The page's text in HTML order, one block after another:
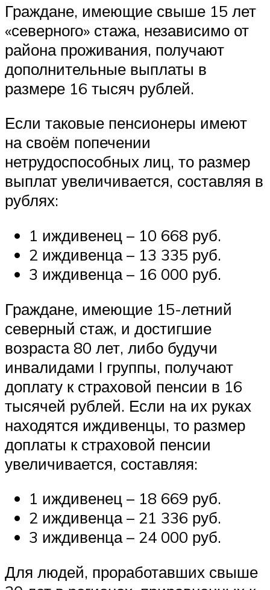
Граждане, имеющие свыше 15 лет
«северного» стажа, независимо от
района проживания, получают
дополнительные выплаты в
размере 16 тысяч рублей.
Если таковые пенсионеры имеют
на своём попечении
нетрудоспособных лиц, то размер
выплат увеличивается, составляя в
рублях:
1 иждивенец – 10 668 руб.
2 иждивенца – 13 335 руб.
3 иждивенца – 16 000 руб.
Граждане, имеющие 15-летний
северный стаж, и достигшие
возраста 80 лет, либо будучи
инвалидами I группы, получают
доплату к страховой пенсии в 16
тысячей рублей. Если на их руках
находятся иждивенцы, то размер
доплаты к страховой пенсии
увеличивается, составляя:
1 иждивенец – 18 669 руб.
2 иждивенца – 21 336 руб.
3 иждивенца – 24 000 руб.
Для людей, проработавших свыше